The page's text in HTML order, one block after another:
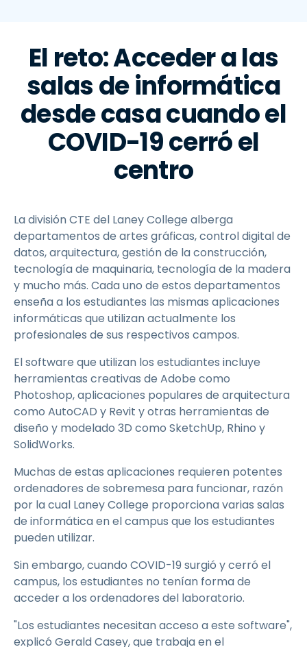
El reto: Acceder a las
salas de informática
desde casa cuando el
COVID-19 cerró el
centro
La división CTE del Laney College alberga
departamentos de artes gráficas, control digital de
datos, arquitectura, gestión de la construcción,
tecnología de maquinaria, tecnología de la madera
y mucho más. Cada uno de estos departamentos
enseña a los estudiantes las mismas aplicaciones
informáticas que utilizan actualmente los
profesionales de sus respectivos campos.
El software que utilizan los estudiantes incluye
herramientas creativas de Adobe como
Photoshop, aplicaciones populares de arquitectura
como AutoCAD y Revit y otras herramientas de
diseño y modelado 3D como SketchUp, Rhino y
SolidWorks.
Muchas de estas aplicaciones requieren potentes
ordenadores de sobremesa para funcionar, razón
por la cual Laney College proporciona varias salas
de informática en el campus que los estudiantes
pueden utilizar.
Sin embargo, cuando COVID-19 surgió y cerró el
campus, los estudiantes no tenían forma de
acceder a los ordenadores del laboratorio.
"Los estudiantes necesitan acceso a este software",
explicó Gerald Casey, que trabaja en el